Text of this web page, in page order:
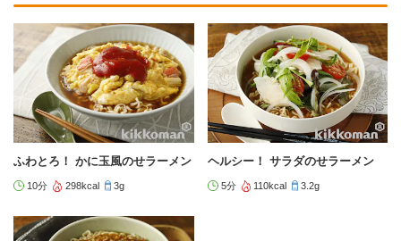
ふわとろ！ かに玉風のせラーメン
10分 298kcal 3g
ヘルシー！ サラダのせラーメン
5分 110kcal 3.2g